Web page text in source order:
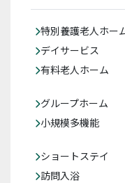
特別養護老人ホー
デイサービス
有料老人ホーム
グループホーム
小規模多機能
ショートステイ
訪問入浴